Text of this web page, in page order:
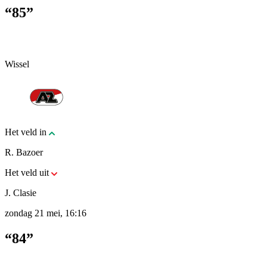
“85”
Wissel
Het veld in
R. Bazoer
Het veld uit
J. Clasie
zondag 21 mei, 16:16
“84”